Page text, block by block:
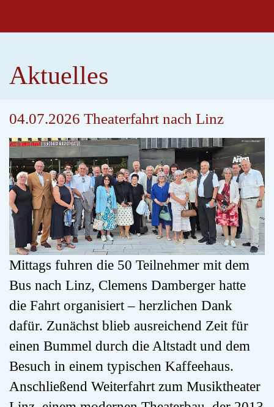
Aktuelles
04.07.2026 Theaterfahrt nach Linz
Mittags fuhren die 50 Teilnehmer mit dem
Bus nach Linz, Clemens Damberger hatte
die Fahrt organisiert – herzlichen Dank
dafür. Zunächst blieb ausreichend Zeit für
einen Bummel durch die Altstadt und dem
Besuch in einem typischen Kaffeehaus.
Anschließend Weiterfahrt zum Musiktheater